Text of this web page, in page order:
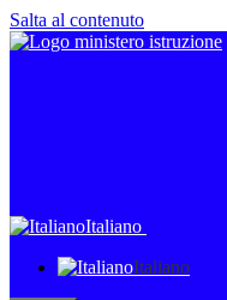
Salta al contenuto
Italiano
Italiano